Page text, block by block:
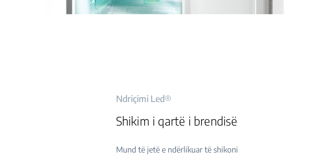
Ndriçimi Led®
Shikim i qartë i brendisë
Mund të jetë e ndërlikuar të shikoni